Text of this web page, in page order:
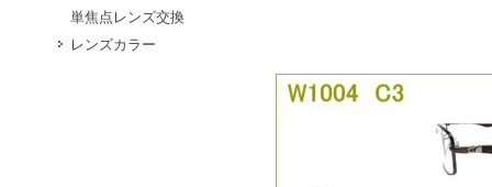
単焦点レンズ交換
レンズカラー